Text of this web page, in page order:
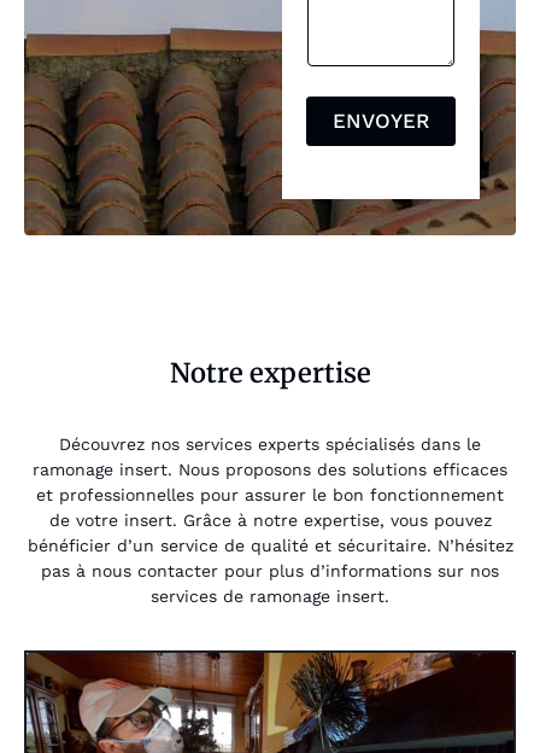
ENVOYER
Notre expertise
Découvrez nos services experts spécialisés dans le
ramonage insert. Nous proposons des solutions efficaces
et professionnelles pour assurer le bon fonctionnement
de votre insert. Grâce à notre expertise, vous pouvez
bénéficier d’un service de qualité et sécuritaire. N’hésitez
pas à nous contacter pour plus d’informations sur nos
services de ramonage insert.